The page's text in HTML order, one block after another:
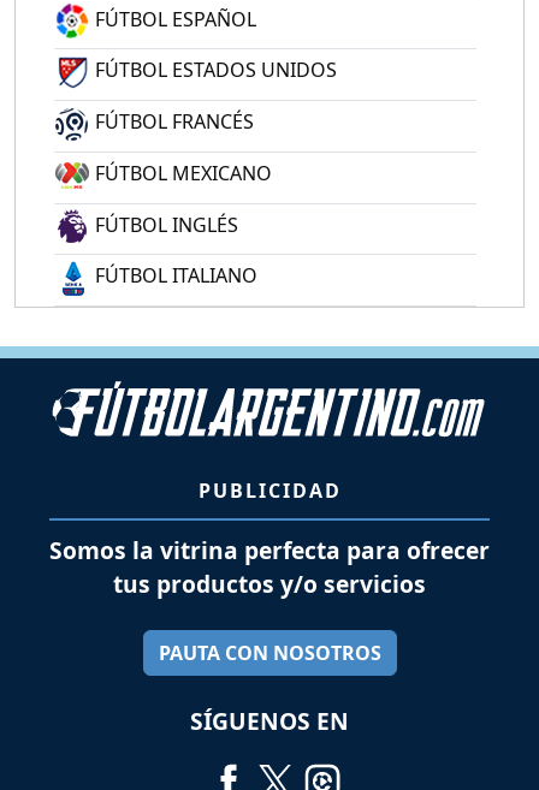
FÚTBOL ESPAÑOL
FÚTBOL ESTADOS UNIDOS
FÚTBOL FRANCÉS
FÚTBOL MEXICANO
FÚTBOL INGLÉS
FÚTBOL ITALIANO
PUBLICIDAD
Somos la vitrina perfecta para ofrecer
tus productos y/o servicios
PAUTA CON NOSOTROS
SÍGUENOS EN